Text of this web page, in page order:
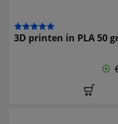
3D printen in PLA 50